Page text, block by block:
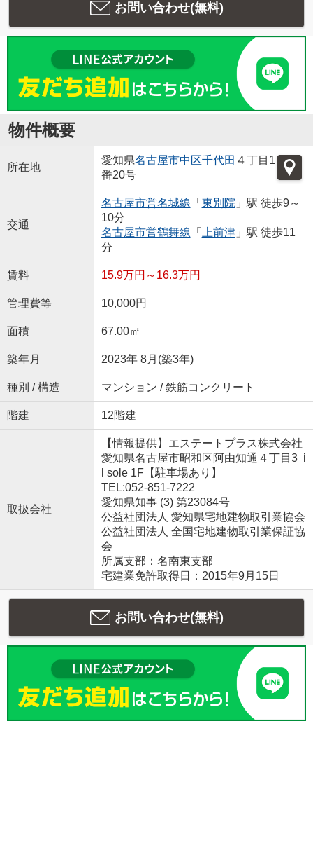
お問い合わせ(無料)
物件概要
所在地
愛知県名古屋市中区千代田 ４丁目1
番20号
交通
名古屋市営名城線 「 東別院 」駅 徒歩9～
10分
名古屋市営鶴舞線 「 上前津」駅 徒歩11
分
賃料 15.9万円～16.3万円
管理費等 10,000円
面積 67.00㎡
築年月 2023年 8月(築3年)
種別 / 構造 マンション / 鉄筋コンクリート
階建 12階建
取扱会社
【情報提供】エステートプラス株式会社
愛知県名古屋市昭和区阿由知通４丁目3 i
l sole 1F【駐車場あり】
TEL:052-851-7222
愛知県知事 (3) 第23084号
公益社団法人 愛知県宅地建物取引業協会
公益社団法人 全国宅地建物取引業保証協
会
所属支部：名南東支部
宅建業免許取得日：2015年9月15日
お問い合わせ(無料)